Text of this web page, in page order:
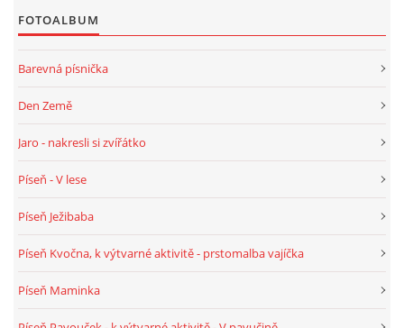
POZITIVNÍ AFIRMACE PRO DĚTI
PSYCHOHYGIENA PRO UČITELKY
DĚTSKÝ VZTEK
FOTOALBUM
Barevná písnička
Den Země
Jaro - nakresli si zvířátko
Píseň - V lese
Píseň Ježibaba
Píseň Kvočna, k výtvarné aktivitě - prstomalba vajíčka
Píseň Maminka